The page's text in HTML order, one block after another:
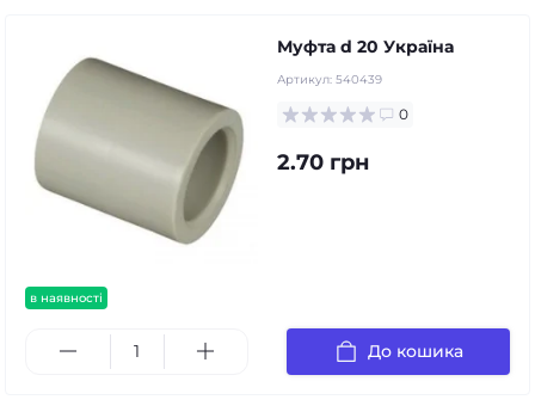
в наявності
Муфта d 20 Україна
Артикул: 540439
0
2.70 грн
До кошика